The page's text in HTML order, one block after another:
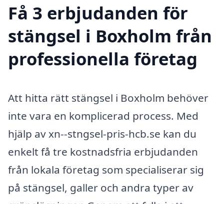
Få 3 erbjudanden för
stängsel i Boxholm från
professionella företag
Att hitta rätt stängsel i Boxholm behöver
inte vara en komplicerad process. Med
hjälp av xn--stngsel-pris-hcb.se kan du
enkelt få tre kostnadsfria erbjudanden
från lokala företag som specialiserar sig
på stängsel, galler och andra typer av